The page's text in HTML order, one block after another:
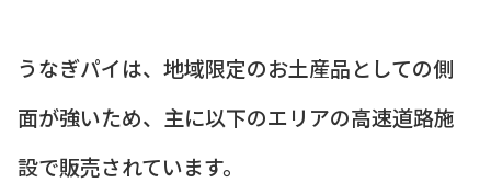
うなぎパイは、地域限定のお土産品としての側
面が強いため、主に以下のエリアの高速道路施
設で販売されています。